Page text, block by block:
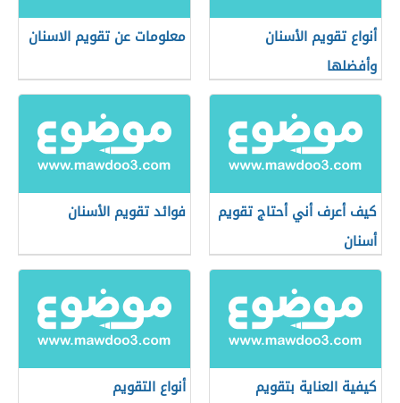
أنواع تقويم الأسنان
وأفضلها
معلومات عن تقويم الاسنان
كيف أعرف أني أحتاج تقويم
أسنان
فوائد تقويم الأسنان
كيفية العناية بتقويم
أنواع التقويم